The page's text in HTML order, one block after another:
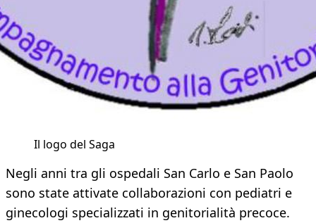
Il logo del Saga
Negli anni tra gli ospedali San Carlo e San Paolo
sono state attivate collaborazioni con pediatri e
ginecologi specializzati in genitorialità precoce.